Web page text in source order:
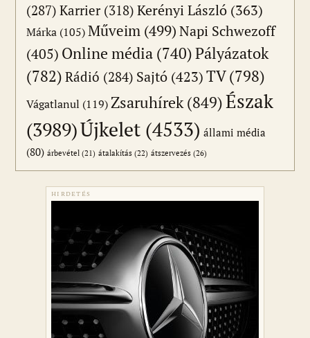
(287) Karrier(318) Kerényi László (363)
Márka (105) Műveim (499)Napi Schwezoff
(405) Online média (740)Pályázatok
(782) Rádió (284) Sajtó (423)TV(798)
Vágatlanul (119)Zsaruhírek(849)Észak
(3989)Újkelet (4533) állami média
(80) árbevétel (21) átalakítás (22) átszervezés (26)
HIRDETÉS